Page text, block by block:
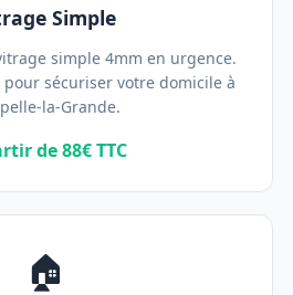
Simple
simple 4mm en urgence.
sécuriser votre domicile à
la-Grande.
de 88€ TTC
🏠